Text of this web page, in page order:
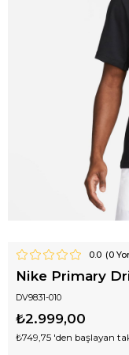
0.0 (0
Nike Primary
DV9831-010
₺2.999,00
₺749,75 'den başlayan